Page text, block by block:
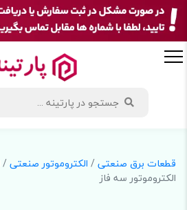
قطعات برق صنعتی/ الکتروموتور صنعتی/
الکتروموتور سه فاز